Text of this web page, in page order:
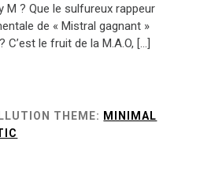
M ? Que le sulfureux rappeur
de « Mistral gagnant »
C’est le fruit de la M.A.O, […]
THEME: MINIMAL